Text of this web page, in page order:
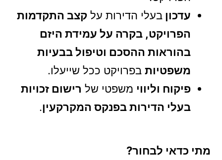
עדכון בעלי הדירות על קצב התקדמות
הפרויקט, בקרה על עמידת היזם
בהוראות ההסכם וטיפול בבעיות
משפטיות בפרויקט ככל שייעלו.
פיקוח וליווי משפטי של רישום זכויות
בעלי הדירות בפנקס המקרקעין.
מתי כדאי לבחור?